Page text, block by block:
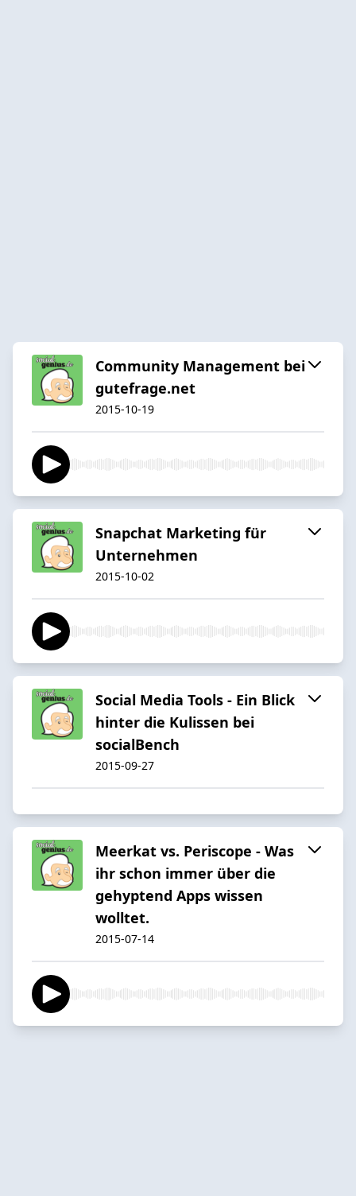
Community Management bei
gutefrage.net
2015-10-19
Snapchat Marketing für
Unternehmen
2015-10-02
Social Media Tools - Ein Blick
hinter die Kulissen bei
socialBench
2015-09-27
Meerkat vs. Periscope - Was
ihr schon immer über die
gehyptend Apps wissen
wolltet.
2015-07-14